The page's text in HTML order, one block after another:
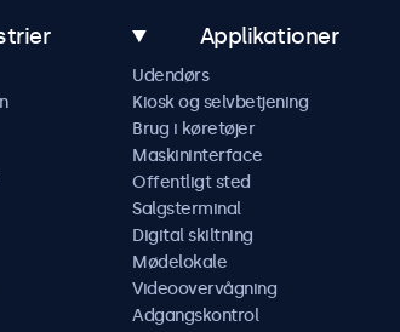
Applikationer
Udendørs
Kiosk og selvbetjening
Brug i køretøjer
Maskininterface
Offentligt sted
Salgsterminal
Digital skiltning
Mødelokale
Videoovervågning
Adgangskontrol